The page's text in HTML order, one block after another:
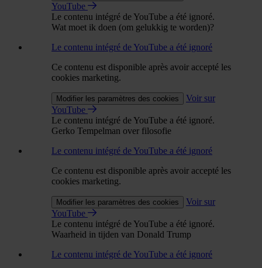
YouTube
Le contenu intégré de YouTube a été ignoré.
Wat moet ik doen (om gelukkig te worden)?
Le contenu intégré de YouTube a été ignoré
Ce contenu est disponible après avoir accepté les
cookies marketing.
Modifier les paramètres des cookies
Voir sur
YouTube
Le contenu intégré de YouTube a été ignoré.
Gerko Tempelman over filosofie
Le contenu intégré de YouTube a été ignoré
Ce contenu est disponible après avoir accepté les
cookies marketing.
Modifier les paramètres des cookies
Voir sur
YouTube
Le contenu intégré de YouTube a été ignoré.
Waarheid in tijden van Donald Trump
Le contenu intégré de YouTube a été ignoré